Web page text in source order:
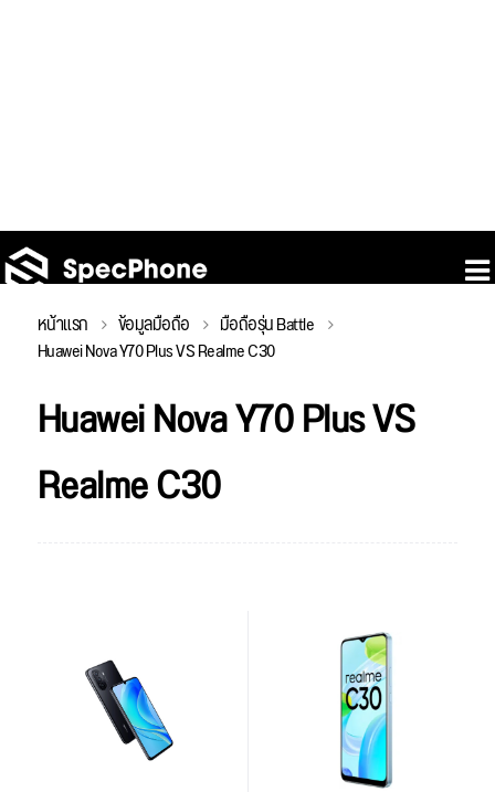
หน้าแรก ข้อมูลมือถือ มือถือรุ่น Battle
Huawei Nova Y70 Plus VS Realme C30
Huawei Nova Y70 Plus VS
Realme C30